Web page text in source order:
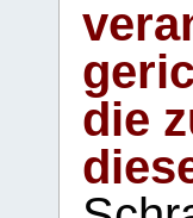
die